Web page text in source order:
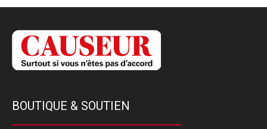
BOUTIQUE & SOUTIEN